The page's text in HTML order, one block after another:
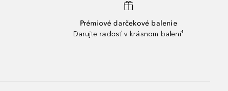
Prémiové darčekové balenie
Darujte radosť v krásnom balení¹